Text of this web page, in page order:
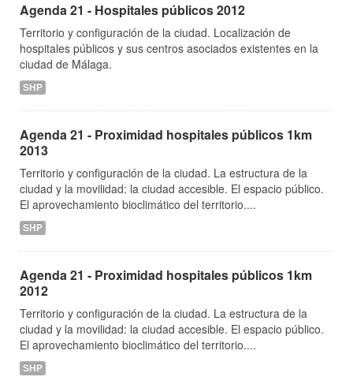
Agenda 21 - Hospitales públicos 2012
Territorio y configuración de la ciudad. Localización de
hospitales públicos y sus centros asociados existentes en la
ciudad de Málaga.
SHP
Agenda 21 - Proximidad hospitales públicos 1km
2013
Territorio y configuración de la ciudad. La estructura de la
ciudad y la movilidad: la ciudad accesible. El espacio público.
El aprovechamiento bioclimático del territorio....
SHP
Agenda 21 - Proximidad hospitales públicos 1km
2012
Territorio y configuración de la ciudad. La estructura de la
ciudad y la movilidad: la ciudad accesible. El espacio público.
El aprovechamiento bioclimático del territorio....
SHP